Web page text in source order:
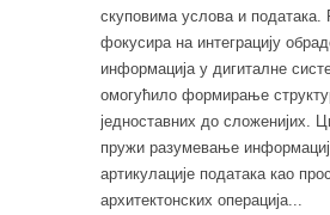
скуповима услова и података.
фокусира на интеграцију
информација у дигиталне
омогућило формирање
једноставних до сложенијих.
пружи разумевање
артикулације података као
архитектонских операција...